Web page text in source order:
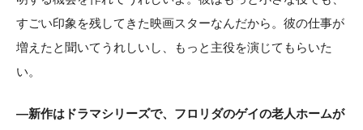
すごい印象を残してきた映画スターなんだから。彼の仕事が
増えたと聞いてうれしいし、もっと主役を演じてもらいた
い。
―新作はドラマシリーズで、フロリダのゲイの老人ホームが